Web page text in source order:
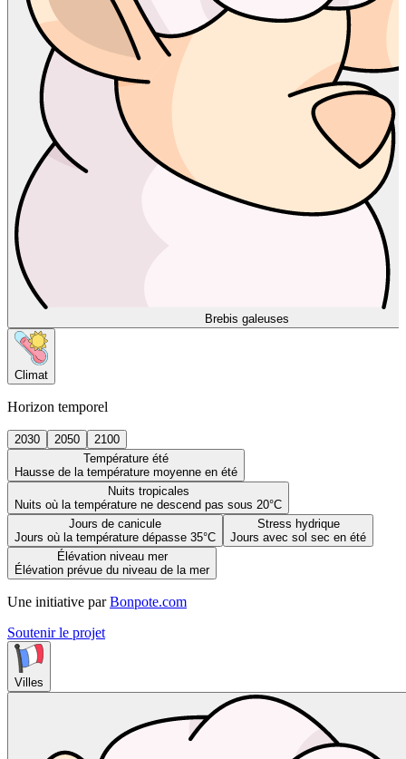
Brebis galeuses
Climat
Horizon temporel
2030 2050
2100
Température été
Hausse de la température moyenne en été
Nuits tropicales
Nuits où la température ne descend pas sous 20°C
Jours de canicule
Jours où la température dépasse 35°C
Stress hydrique
Jours avec sol sec en été
Élévation niveau mer
Élévation prévue du niveau de la mer
Une initiative par Bonpote.com
Soutenir le projet
Villes